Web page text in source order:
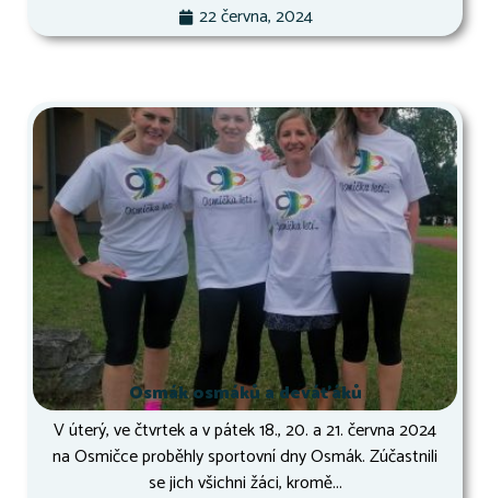
22 června, 2024
Osmák osmáků a deváťáků
V úterý, ve čtvrtek a v pátek 18., 20. a 21. června 2024
na Osmičce proběhly sportovní dny Osmák. Zúčastnili
se jich všichni žáci, kromě...